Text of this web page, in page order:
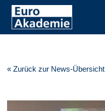
« Zurück zur News-Übersicht